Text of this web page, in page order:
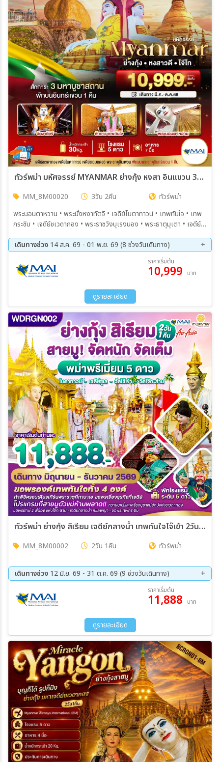
ทัวร์พม่า มหัศจรรย์ MYANMAR ย่างกุ้ง หงสา อินแขวน 3วัน 2คืน (8M)
MM_8M00020 3วัน 2คืน
ทัวร์พม่า
พระนอนตาหวาน • พระนั่งหงาทัตจี • เจดีย์โบตาทาวน์ • เทพทันใจ • เทพ
กระซิบ • เจดีย์ชเวดากอง • พระราชวังบุเรงนอง • พระธาตุมุเตา • เจดีย์ไจ๊
เดินทางช่วง 14 ส.ค. 69 - 01 พ.ย. 69 (8 ช่วงวันเดินทาง)
28 ส.ค. 69 - 30 ส.ค. 69
11 ก.ย. 69 - 13 ก.ย. 69
25 ก.ย. 69 - 27 ก.ย. 69
09 ต.ค. 69 - 11 ต.ค. 69
11 ต.ค. 69 - 13 ต.ค. 69
30 ต.ค. 69 - 01 พ.ย. 69
ราคาเริ่มต้น
10,999 บาท
ดูรายละเอียด
ทัวร์พม่า ย่างกุ้ง สิเรียม เจดีย์กลางน้ำ เทพทันใจไจ๊เข้า 2วัน 1คืน (8M)
MM_8M00002 2วัน 1คืน ทัวร์พม่า
เดินทางช่วง 12 มิ.ย. 69 - 31 ต.ค. 69 (9 ช่วงวันเดินทาง)
28 ส.ค. 69 - 29 ส.ค. 69
11 ก.ย. 69 - 12 ก.ย. 69
18 ก.ย. 69 - 19 ก.ย. 69
25 ก.ย. 69 - 26 ก.ย. 69
02 ต.ค. 69 - 03 ต.ค. 69
16 ต.ค. 69 - 17 ต.ค. 69
ราคาเริ่มต้น
11,888 บาท
ดูรายละเอียด